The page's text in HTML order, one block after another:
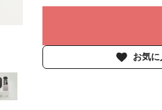
お気に